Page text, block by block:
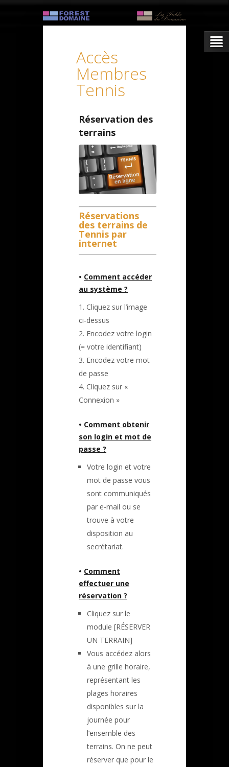
Accès
Membres
Tennis
Réservation des
terrains
Réservations
des terrains de
Tennis par
internet
• Comment accéder
au système ?
Cliquez sur l’image
ci-dessus
Encodez votre login
(= votre identifiant)
Encodez votre mot
de passe
Cliquez sur «
Connexion »
• Comment obtenir
son login et mot de
passe ?
Votre login et votre
mot de passe vous
sont communiqués
par e-mail ou se
trouve à votre
disposition au
secrétariat.
• Comment
effectuer une
réservation ?
Cliquez sur le
module [RÉSERVER
UN TERRAIN]
Vous accédez alors
à une grille horaire,
représentant les
plages horaires
disponibles sur la
journée pour
l’ensemble des
terrains. On ne peut
réserver que pour le